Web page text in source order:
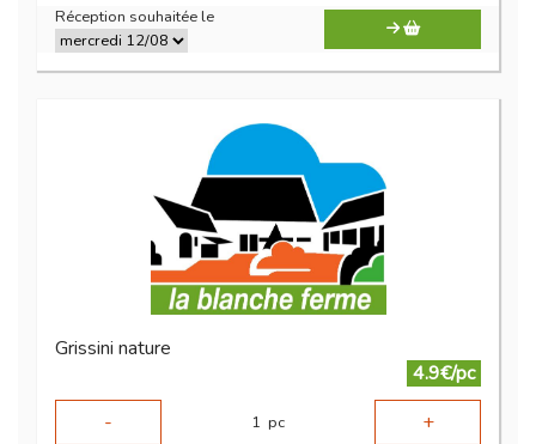
Réception souhaitée le
Grissini nature
4.9€/pc
-
1 pc +